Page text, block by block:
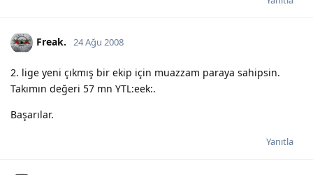
Freak. 24 Ağu 2008
2. lige yeni çıkmış bir ekip için muazzam paraya sahipsin.
Takımın değeri 57 mn YTL:eek:.
Başarılar.
Yanıtla